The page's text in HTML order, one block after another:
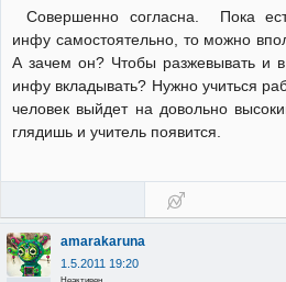
Совершенно согласна. Пока
инфу самостоятельно, то можно
А зачем он? Чтобы разжевывать и
инфу вкладывать? Нужно учиться
человек выйдет на довольно
глядишь и учитель появится.
amarakaruna
1.5.2011 19:20